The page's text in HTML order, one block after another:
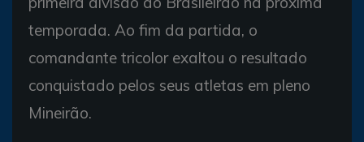
temporada. Ao fim da partida, o
comandante tricolor exaltou o resultado
conquistado pelos seus atletas em pleno
Mineirão.